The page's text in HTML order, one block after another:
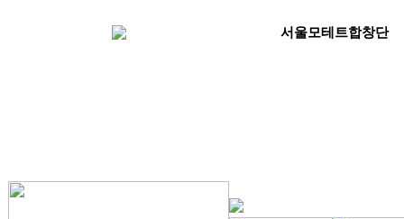
서울모테트합창단